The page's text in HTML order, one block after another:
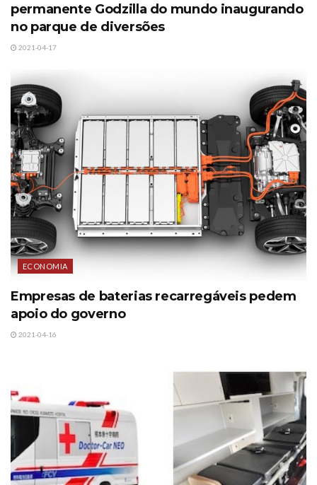
permanente Godzilla do mundo inaugurando
no parque de diversões
2021-04-17
ECONOMIA
Empresas de baterias recarregáveis pedem
apoio do governo
2021-04-16